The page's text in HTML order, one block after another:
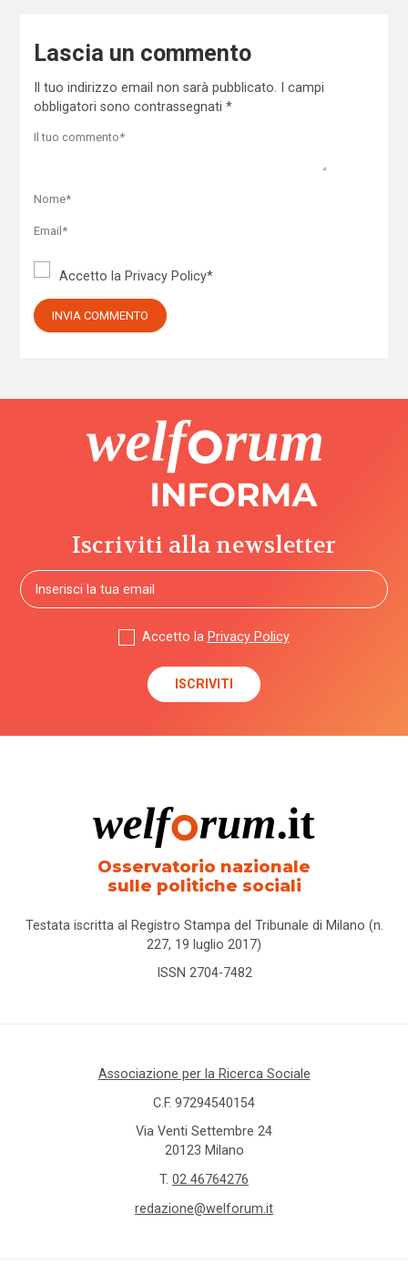
Lascia un commento
Il tuo indirizzo email non sarà pubblicato.
I campi
obbligatori sono contrassegnati *
Accetto la Privacy Policy*
Iscriviti alla newsletter
Accetto la Privacy Policy
Osservatorio nazionale
sulle politiche sociali
Testata iscritta al Registro Stampa del Tribunale di Milano (n.
227, 19 luglio 2017)
ISSN 2704-7482
Associazione per la Ricerca Sociale
C.F. 97294540154
Via Venti Settembre 24
20123 Milano
T. 02 46764276
redazione@welforum.it